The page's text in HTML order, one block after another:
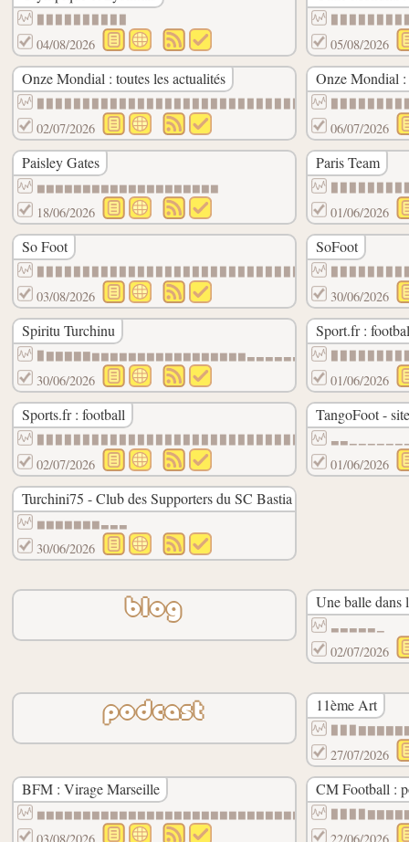
04/08/2026 05/08/2026
Onze Mondial : toutes les actualités
02/07/2026
Onze Mondial :
06/07/2026
Paisley Gates
▆▆▆▆▆▆▆▆▆▆▆▆▆▆▆▆▆▆▆▆
18/06/2026
Paris Team
01/06/2026
So Foot
03/08/2026
SoFoot
30/06/2026
Spiritu Turchinu
30/06/2026
Sport.fr :
01/06/2026
Sports.fr : football
02/07/2026
TangoFoot -
01/06/2026
Turchini75 - Club des Supporters du SC Bastia à Paris
▆▆▆▆▆▆▆▃▃▃
30/06/2026
blog Une balle dans
▃▃▃▃▃▁
02/07/2026
podcast 11ème Art
27/07/2026
BFM : Virage Marseille CM Football :